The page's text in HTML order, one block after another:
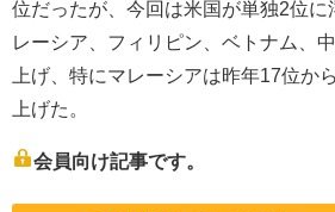
位だったが、今回は米国が単独2位に
レーシア、フィリピン、ベトナム、
上げ、特にマレーシアは昨年17位か
上げた。
会員向け記事です。